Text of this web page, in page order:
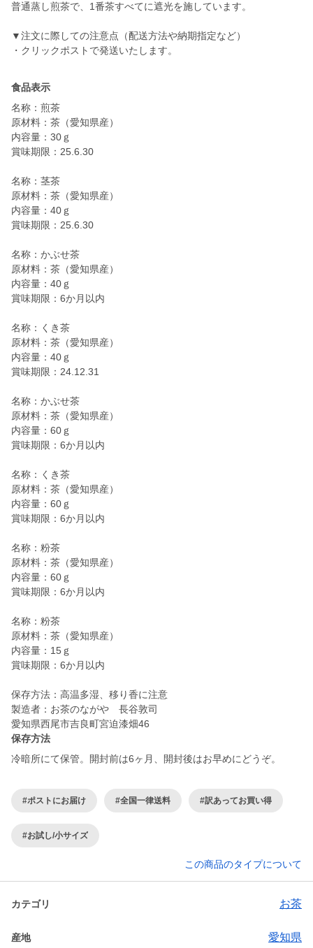
普通蒸し煎茶で、1番茶すべてに遮光を施しています。
▼注文に際しての注意点（配送方法や納期指定など）
・クリックポストで発送いたします。
食品表示
名称：煎茶
原材料：茶（愛知県産）
内容量：30ｇ
賞味期限：25.6.30
名称：茎茶
原材料：茶（愛知県産）
内容量：40ｇ
賞味期限：25.6.30
名称：かぶせ茶
原材料：茶（愛知県産）
内容量：40ｇ
賞味期限：6か月以内
名称：くき茶
原材料：茶（愛知県産）
内容量：40ｇ
賞味期限：24.12.31
名称：かぶせ茶
原材料：茶（愛知県産）
内容量：60ｇ
賞味期限：6か月以内
名称：くき茶
原材料：茶（愛知県産）
内容量：60ｇ
賞味期限：6か月以内
名称：粉茶
原材料：茶（愛知県産）
内容量：60ｇ
賞味期限：6か月以内
名称：粉茶
原材料：茶（愛知県産）
内容量：15ｇ
賞味期限：6か月以内
保存方法：高温多湿、移り香に注意
製造者：お茶のながや 長谷敦司
愛知県西尾市吉良町宮迫漆畑46
保存方法
冷暗所にて保管。開封前は6ヶ月、開封後はお早めにどうぞ。
#ポストにお届け #全国一律送料 #訳あってお買い得
#お試し/小サイズ
この商品のタイプについて
カテゴリ お茶
産地 愛知県